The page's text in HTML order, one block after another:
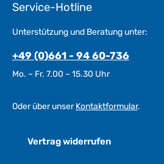
Service-Hotline
Unterstützung und Beratung unter:
+49 (0)661 - 94 60-736
Mo. – Fr. 7.00 – 15.30 Uhr
Oder über unserKontaktformular.
Vertrag widerrufen